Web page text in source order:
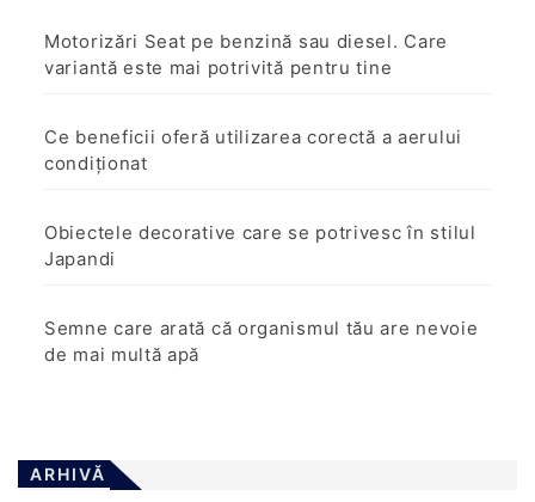
Motorizări Seat pe benzină sau diesel. Care
variantă este mai potrivită pentru tine
Ce beneficii oferă utilizarea corectă a aerului
condiționat
Obiectele decorative care se potrivesc în stilul
Japandi
Semne care arată că organismul tău are nevoie
de mai multă apă
ARHIVĂ